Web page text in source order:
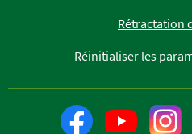
Rétractation
Réinitialiser les